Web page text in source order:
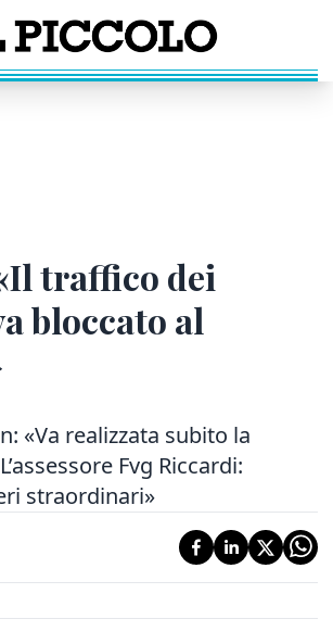
traffico dei
bloccato al
«Va realizzata subito la
Fvg Riccardi:
straordinari»